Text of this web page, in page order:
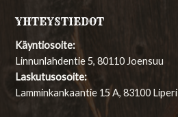
YHTEYSTIEDOT
Käyntiosoite:
Linnunlahdentie 5, 80110 Joensuu
Laskutusosoite:
Lamminkankaantie 15 A, 83100 Liperi